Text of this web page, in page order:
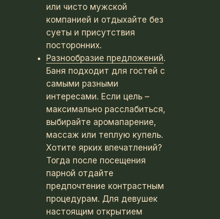
или чисто мужской
компанией и отдыхайте без
суеты и присутствия
посторонних.
Разнообразие предложений.
Баня подходит для гостей с
самыми разными
интересами. Если цель –
максимально расслабиться,
выбирайте аромапарение,
массаж или теплую купель.
Хотите ярких впечатлений?
Тогда после посещения
парной отдайте
предпочтение контрастным
процедурам. Для девушек
настоящим открытием